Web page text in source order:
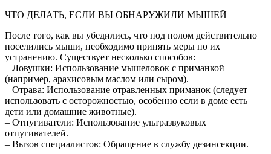
ЧТО ДЕЛАТЬ, ЕСЛИ ВЫ ОБНАРУЖИЛИ МЫШЕЙ
После того, как вы убедились, что под полом действительно
поселились мыши, необходимо принять меры по их
устранению. Существует несколько способов:
– Ловушки: Использование мышеловок с приманкой
(например, арахисовым маслом или сыром).
– Отрава: Использование отравленных приманок (следует
использовать с осторожностью, особенно если в доме есть
дети или домашние животные).
– Отпугиватели: Использование ультразвуковых
отпугивателей.
– Вызов специалистов: Обращение в службу дезинсекции.